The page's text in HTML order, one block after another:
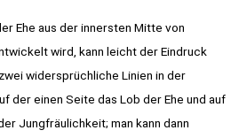
Ehe aus der innersten Mitte von
wird, kann leicht der Eindruck
widersprüchliche Linien in der
der einen Seite das Lob der Ehe und auf
Jungfräulichkeit; man kann dann